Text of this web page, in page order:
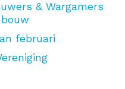
& Wargamers
februari